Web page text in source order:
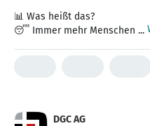
📊 Was heißt das?
😴 Immer mehr Menschen ...
DGC AG